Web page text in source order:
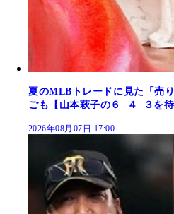
夏のMLBトレードに見た「売
ごも【山本萩子の６−４−３を
2026年08月07日 17:00